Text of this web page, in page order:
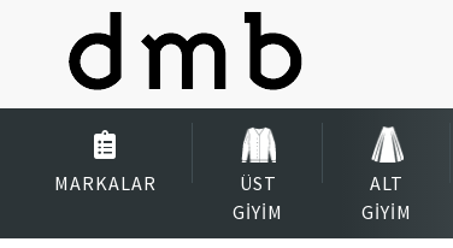
MARKALAR
ÜST
GIYIM
ALT
GIYIM